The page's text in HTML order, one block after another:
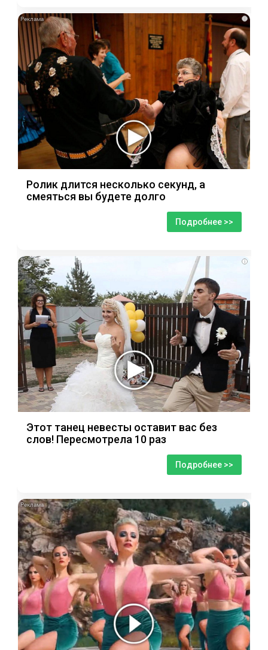
i
Ролик длится несколько секунд, а
смеяться вы будете долго
Подробнее >>
i
Этот танец невесты оставит вас без
слов! Пересмотрела 10 раз
Подробнее >>
i